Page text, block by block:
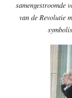
samengestroomde
van de Revolutie